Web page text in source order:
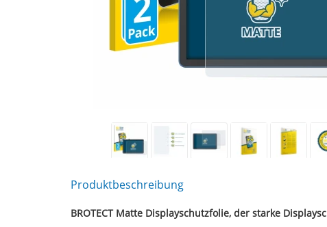
Produktbeschreibung
BROTECT Matte Displayschutzfolie, der starke